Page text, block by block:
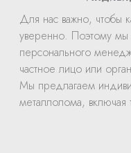
Для нас важно, чтобы
уверенно. Поэтому мы
персонального
частное лицо или
Мы предлагаем
металлолома, включая